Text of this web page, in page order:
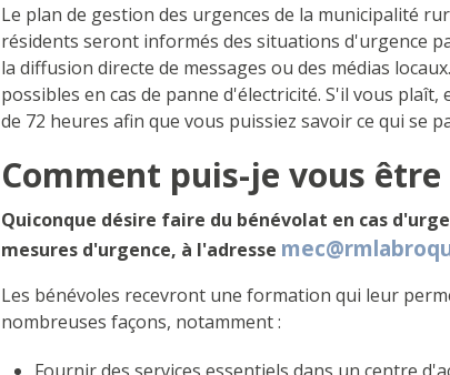
Le plan de gestion des urgences de la municipalité
résidents seront informés des situations d'urgence
la diffusion directe de messages ou des médias
possibles en cas de panne d'électricité. S'il vous
de 72 heures afin que vous puissiez savoir ce qui se
Comment puis-je vous
Quiconque désire faire du bénévolat en cas
mesures d'urgence, à l'adresse
Les bénévoles recevront une formation qui leur
nombreuses façons, notamment :
Fournir des services essentiels dans un centre